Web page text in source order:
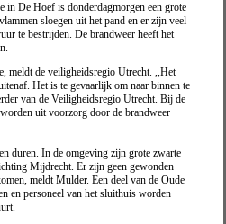
in De Hoef is donderdagmorgen een grote
sloegen uit het pand en er zijn veel
te bestrijden. De brandweer heeft het
meldt de veiligheidsregio Utrecht. ,,Het
Het is te gevaarlijk om naar binnen te
van de Veiligheidsregio Utrecht. Bij de
uit voorzorg door de brandweer
duren. In de omgeving zijn grote zwarte
Mijdrecht. Er zijn geen gewonden
meldt Mulder. Een deel van de Oude
en personeel van het sluithuis worden